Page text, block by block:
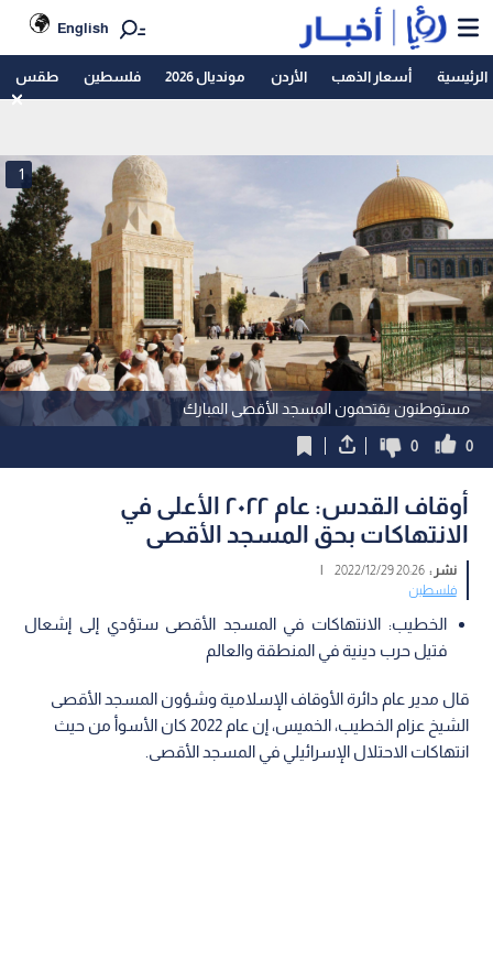
English
الرئيسية أسعار الذهب الأردن مونديال 2026 فلسطين طقس
مستوطنون يقتحمون المسجد الأقصى المبارك
1
0
0
أوقاف القدس: عام ٢٠٢٢ الأعلى في
الانتهاكات بحق المسجد الأقصى
نشر :20:26 2022/12/29
|
فلسطين
الخطيب: الانتهاكات في المسجد الأقصى ستؤدي إلى إشعال
فتيل حرب دينية في المنطقة والعالم
قال مدير عام دائرة الأوقاف الإسلامية وشؤون المسجد الأقصى
الشيخ عزام الخطيب، الخميس، إن عام 2022 كان الأسوأ من حيث
انتهاكات الاحتلال الإسرائيلي في المسجد الأقصى.